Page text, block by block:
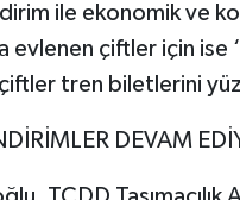
ile ekonomik ve
evlenen çiftler için ise
tren biletlerini
DEVAM